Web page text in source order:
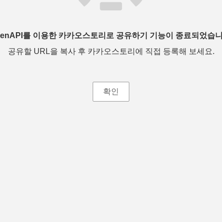
를 이용한 카카오스토리로 공유하기 기능이 종료되었습
공유할 URL을 복사 후 카카오스토리에 직접 등록해 보세요.
확인